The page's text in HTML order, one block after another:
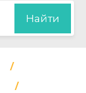
Найти